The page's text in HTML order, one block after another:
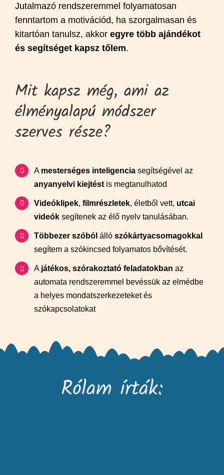
Jutalmazó rendszeremmel folyamatosan
fenntartom a motivációd, ha szorgalmasan és
kitartóan tanulsz, akkor egyre több ajándékot
és segítséget kapsz tőlem.
Mit kapsz még, ami az
élményalapú módszer
szerves része?
A mesterséges inteligencia segítségével az
anyanyelvi kiejtést is megtanulhatod
Videóklipek,filmrészletek, életből vett, utcai
videók segítenek az élő nyelv tanulásában.
Többezer szóból állószókártyacsomagokkal
segítem a szókincsed folyamatos bővítését.
A játékos, szórakoztató feladatokban az
automata rendszeremmel bevéssük az elmédbe
a helyes mondatszerkezeteket és
szókapcsolatokat
Rólam írták: